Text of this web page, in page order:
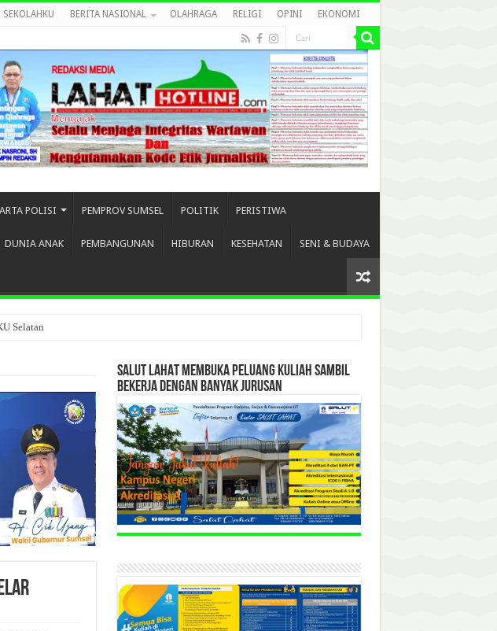
SEKOLAHKU BERITA NASIONAL OLAHRAGA RELIGI OPINI EKONOMI
POLISI PEMPROV SUMSEL POLITIK PERISTIWA
DUNIA ANAK PEMBANGUNAN HIBURAN KESEHATAN SENI & BUDAYA
Selatan
SALUT LAHAT MEMBUKA PELUANG KULIAH SAMBIL
BEKERJA DENGAN BANYAK JURUSAN